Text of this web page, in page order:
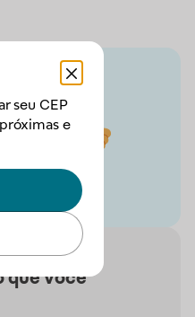
seu CEP
e
que você